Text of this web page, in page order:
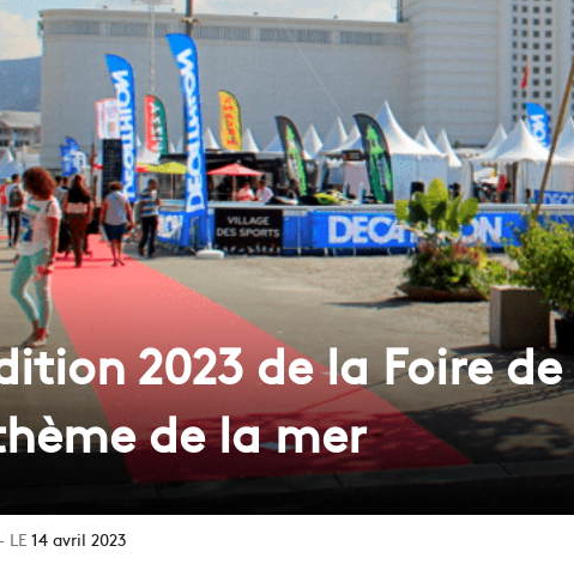
2023 de la Foire
de la mer
Envoyer14 avril 2023